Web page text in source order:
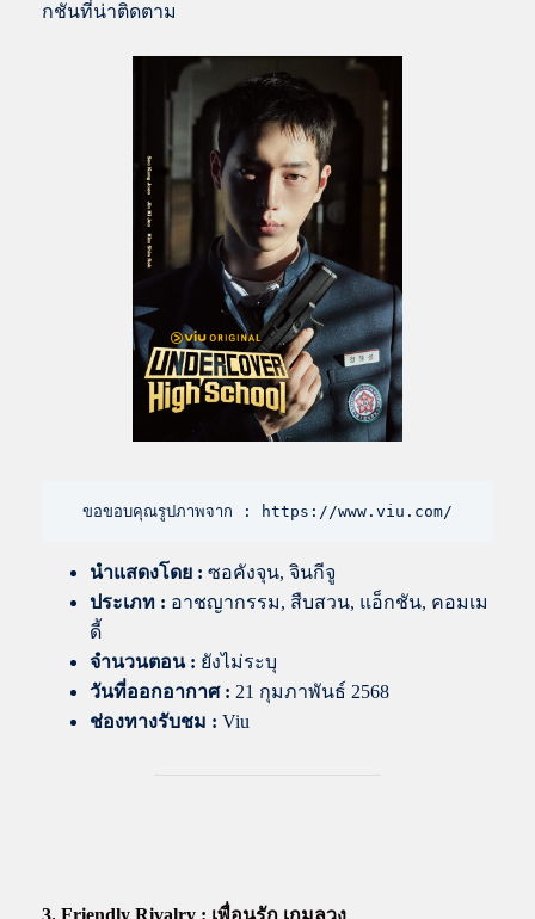
กชันที่น่าติดตาม
ขอขอบคุณรูปภาพจาก : https://www.viu.com/
นำแสดงโดย : ซอคังจุน, จินกีจู
ประเภท : อาชญากรรม, สืบสวน, แอ็กชัน, คอมเม
ดี้
จำนวนตอน : ยังไม่ระบุ
วันที่ออกอากาศ : 21 กุมภาพันธ์ 2568
ช่องทางรับชม : Viu